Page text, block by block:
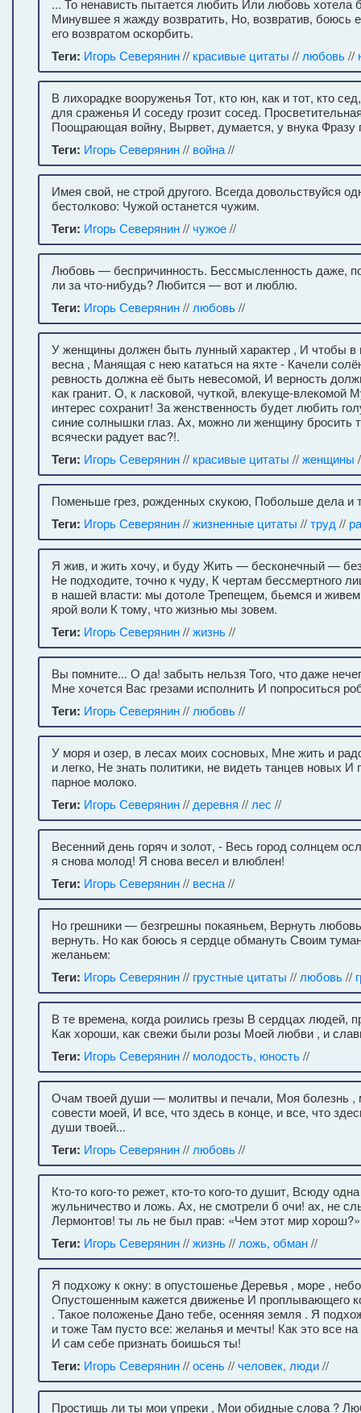
... То ненависть пытается любить Или любовь хотела
Минувшее я жажду возвратить, Но, возвратив, боюсь
его возвратом оскорбить.
Теги: Игорь Северянин// красивые цитаты // любовь//
В лихорадке вооруженья Тот, кто юн, как и тот, кто
для сраженья И соседу грозит сосед.
Поощрающая войну, Вырвет, думается, у внука Фразу
Теги: Игорь Северянин// война//
Имея свой, не строй другого. Всегда довольствуйся
бестолково: Чужой останется чужим.
Теги: Игорь Северянин//чужое//
Любовь — беспричинность. Бессмысленность даже,
ли за что-нибудь? Любится — вот и люблю.
Теги: Игорь Северянин// любовь//
У женщины должен быть лунный характер , И чтобы в
весна , Манящая с нею кататься на яхте - Качели
ревность должна её быть невесомой, И верность
как гранит. О, к ласковой, чуткой, влекуще-влекомой
интерес сохранит! За женственность будет любить
синие солнышки глаз. Ах, можно ли женщину бросить
всячески радует вас?!.
Теги: Игорь Северянин// красивые цитаты //женщины
Поменьше грез, рожденных скукою, Побольше дела и
Теги: Игорь Северянин//жизненные цитаты //труд //
Я жив, и жить хочу, и буду Жить — бесконечный —
Не подходите, точно к чуду, К чертам бессмертного
в нашей власти: мы дотоле Трепещем, бьемся и
ярой воли К тому, что жизнью мы зовем.
Теги: Игорь Северянин//жизнь//
Вы помните... О да! забыть нельзя Того, что даже
Мне хочется Вас грезами исполнить И попроситься
Теги: Игорь Северянин// любовь//
У моря и озер, в лесах моих сосновых, Мне жить и
и легко, Не знать политики, не видеть танцев новых И
парное молоко.
Теги: Игорь Северянин// деревня // лес //
Весенний день горяч и золот, - Весь город солнцем
я снова молод! Я снова весел и влюблен!
Теги: Игорь Северянин// весна//
Но грешники — безгрешны покаяньем, Вернуть
вернуть. Но как боюсь я сердце обмануть Своим
желаньем:
Теги: Игорь Северянин// грустные цитаты // любовь//
В те времена, когда роились грезы В сердцах людей,
Как хороши, как свежи были розы Моей любви , и
Теги: Игорь Северянин// молодость, юность//
Очам твоей души — молитвы и печали, Моя болезнь ,
совести моей, И все, что здесь в конце, и все, что
души твоей...
Теги: Игорь Северянин// любовь//
Кто-то кого-то режет, кто-то кого-то душит, Всюду
жульничество и ложь. Ах, не смотрели б очи! ах, не
Лермонтов! ты ль не был прав: «Чем этот мир хорош?»
Теги: Игорь Северянин//жизнь// ложь, обман//
Я подхожу к окну: в опустошенье Деревья , море ,
Опустошенным кажется движенье И проплывающего
. Такое положенье Дано тебе, осенняя земля . Я
и тоже Там пусто все: желанья и мечты! Как это все
И сам себе признать боишься ты!
Теги: Игорь Северянин//осень//человек, люди//
Простишь ли ты мои упреки , Мои обидные слова ?